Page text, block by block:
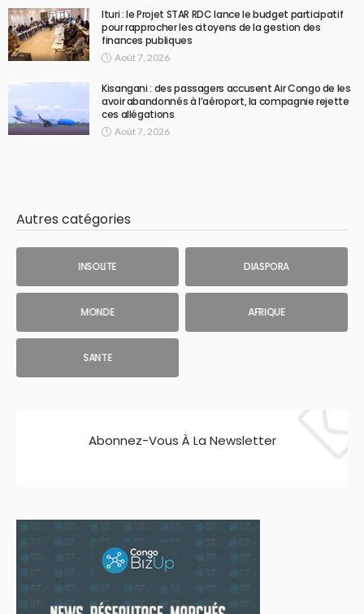
Ituri : le Projet STAR RDC lance le budget participatif
pour rapprocher les citoyens de la gestion des
finances publiques
Août 7, 2026
Kisangani : des passagers accusent Air Congo de les
avoir abandonnés à l’aéroport, la compagnie rejette
ces allégations
Août 7, 2026
Autres catégories
INSOLITE DIASPORA
MONDE AFRIQUE
SANTE
Abonnez-Vous À La Newsletter